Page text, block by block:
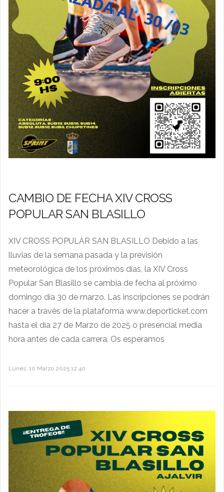
CAMBIO DE FECHA XIV CROSS
POPULAR SAN BLASILLO
XIV CROSS POPULAR SAN BLASILLO Debido a las
lluvias de la semana pasada y la previsión
meteorológica de los próximos días, la XIV Cross
Popular San Blasillo se cambia de fecha al próximo
domingo día 30 de marzo. Las inscripciones se podrán
hacer a través de la plataforma www.deporticket.com
hasta el día 27 de Marzo de 2025 o presencial media
hora antes de cada carrera. Os esperamos
Lunes, 10 Marzo 2025 12:40